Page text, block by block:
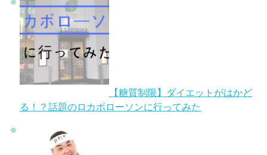
【糖質制限】ダイエットがはかど
る！？話題のロカボローソンに行ってみた